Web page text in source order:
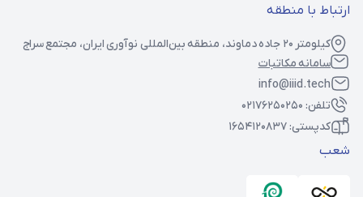
ارتباط با منطقه
کیلومتر ۲۰ جاده دماوند، منطقه بین‌المللی نوآوری ایران، مجتمع سراج
سامانه مکاتبات
info@iiid.tech
تلفن: 02176250250
کدپستی:۱۶۵۴۱۲۰۸۳۷
شعب